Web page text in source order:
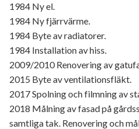
1984 Ny el.
1984 Ny fjärrvärme.
1984 Byte av radiatorer.
1984 Installation av hiss.
2009/2010 Renovering av
2015 Byte av ventilationsfläkt.
2017 Spolning och filmning av
2018 Målning av fasad på
samtliga tak. Renovering och